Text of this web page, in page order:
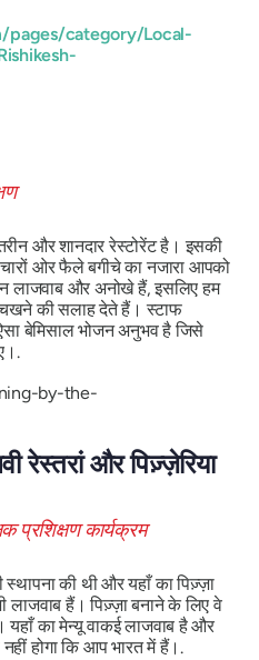
category/Local-
और शानदार रेस्टोरेंट है। इसकी
ओर फैले बगीचे का नजारा आपको
लाजवाब और अनोखे हैं, इसलिए हम
की सलाह देते हैं। स्टाफ
बेमिसाल भोजन अनुभव है जिसे
by-the-
रेस्तरां और पिज़्ज़ेरिया
स्थापना की थी और यहाँ का पिज़्ज़ा
लाजवाब हैं। पिज़्ज़ा बनाने के लिए वे
का मेन्यू वाकई लाजवाब है और
होगा कि आप भारत में हैं।.